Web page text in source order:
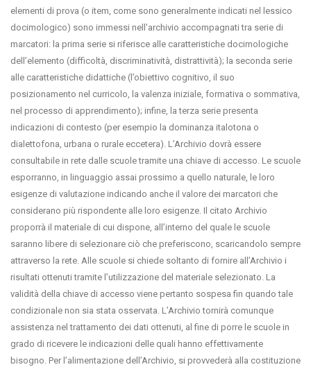
elementi di prova (o item, come sono generalmente indicati nel lessico
docimologico) sono immessi nell’archivio accompagnati tra serie di
marcatori: la prima serie si riferisce alle caratteristiche docimologiche
dell’elemento (difficoltà, discriminatività, distrattività); la seconda serie
alle caratteristiche didattiche (l’obiettivo cognitivo, il suo
posizionamento nel curricolo, la valenza iniziale, formativa o sommativa,
nel processo di apprendimento); infine, la terza serie presenta
indicazioni di contesto (per esempio la dominanza italotona o
dialettofona, urbana o rurale eccetera). L’Archivio dovrà essere
consultabile in rete dalle scuole tramite una chiave di accesso. Le scuole
esporranno, in linguaggio assai prossimo a quello naturale, le loro
esigenze di valutazione indicando anche il valore dei marcatori che
considerano più rispondente alle loro esigenze. Il citato Archivio
proporrà il materiale di cui dispone, all’interno del quale le scuole
saranno libere di selezionare ciò che preferiscono, scaricandolo sempre
attraverso la rete. Alle scuole si chiede soltanto di fornire all’Archivio i
risultati ottenuti tramite l’utilizzazione del materiale selezionato. La
validità della chiave di accesso viene pertanto sospesa fin quando tale
condizionale non sia stata osservata. L’Archivio tornirà comunque
assistenza nel trattamento dei dati ottenuti, al fine di porre le scuole in
grado di ricevere le indicazioni delle quali hanno effettivamente
bisogno. Per l’alimentazione dell’Archivio, si provvederà alla costituzione